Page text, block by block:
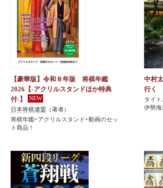
【豪華版】令和８年版 将棋年鑑
2026【-アクリルスタンドほか特典
付-】
日本将棋連盟 （著者）
将棋年鑑+アクリルスタンド+動画のセッ
ト商品！
中村
行く
タイ
伊勢海